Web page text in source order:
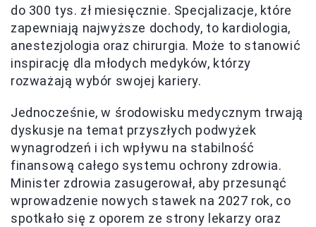
do 300 tys. zł miesięcznie. Specjalizacje, które
zapewniają najwyższe dochody, to kardiologia,
anestezjologia oraz chirurgia. Może to stanowić
inspirację dla młodych medyków, którzy
rozważają wybór swojej kariery.
Jednocześnie, w środowisku medycznym trwają
dyskusje na temat przyszłych podwyżek
wynagrodzeń i ich wpływu na stabilność
finansową całego systemu ochrony zdrowia.
Minister zdrowia zasugerował, aby przesunąć
wprowadzenie nowych stawek na 2027 rok, co
spotkało się z oporem ze strony lekarzy oraz